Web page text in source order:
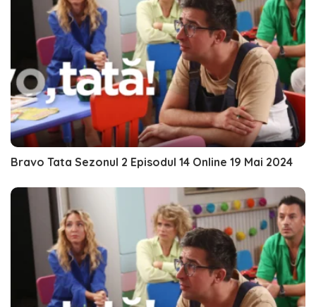
Bravo Tata Sezonul 2 Episodul 14 Online 19 Mai 2024